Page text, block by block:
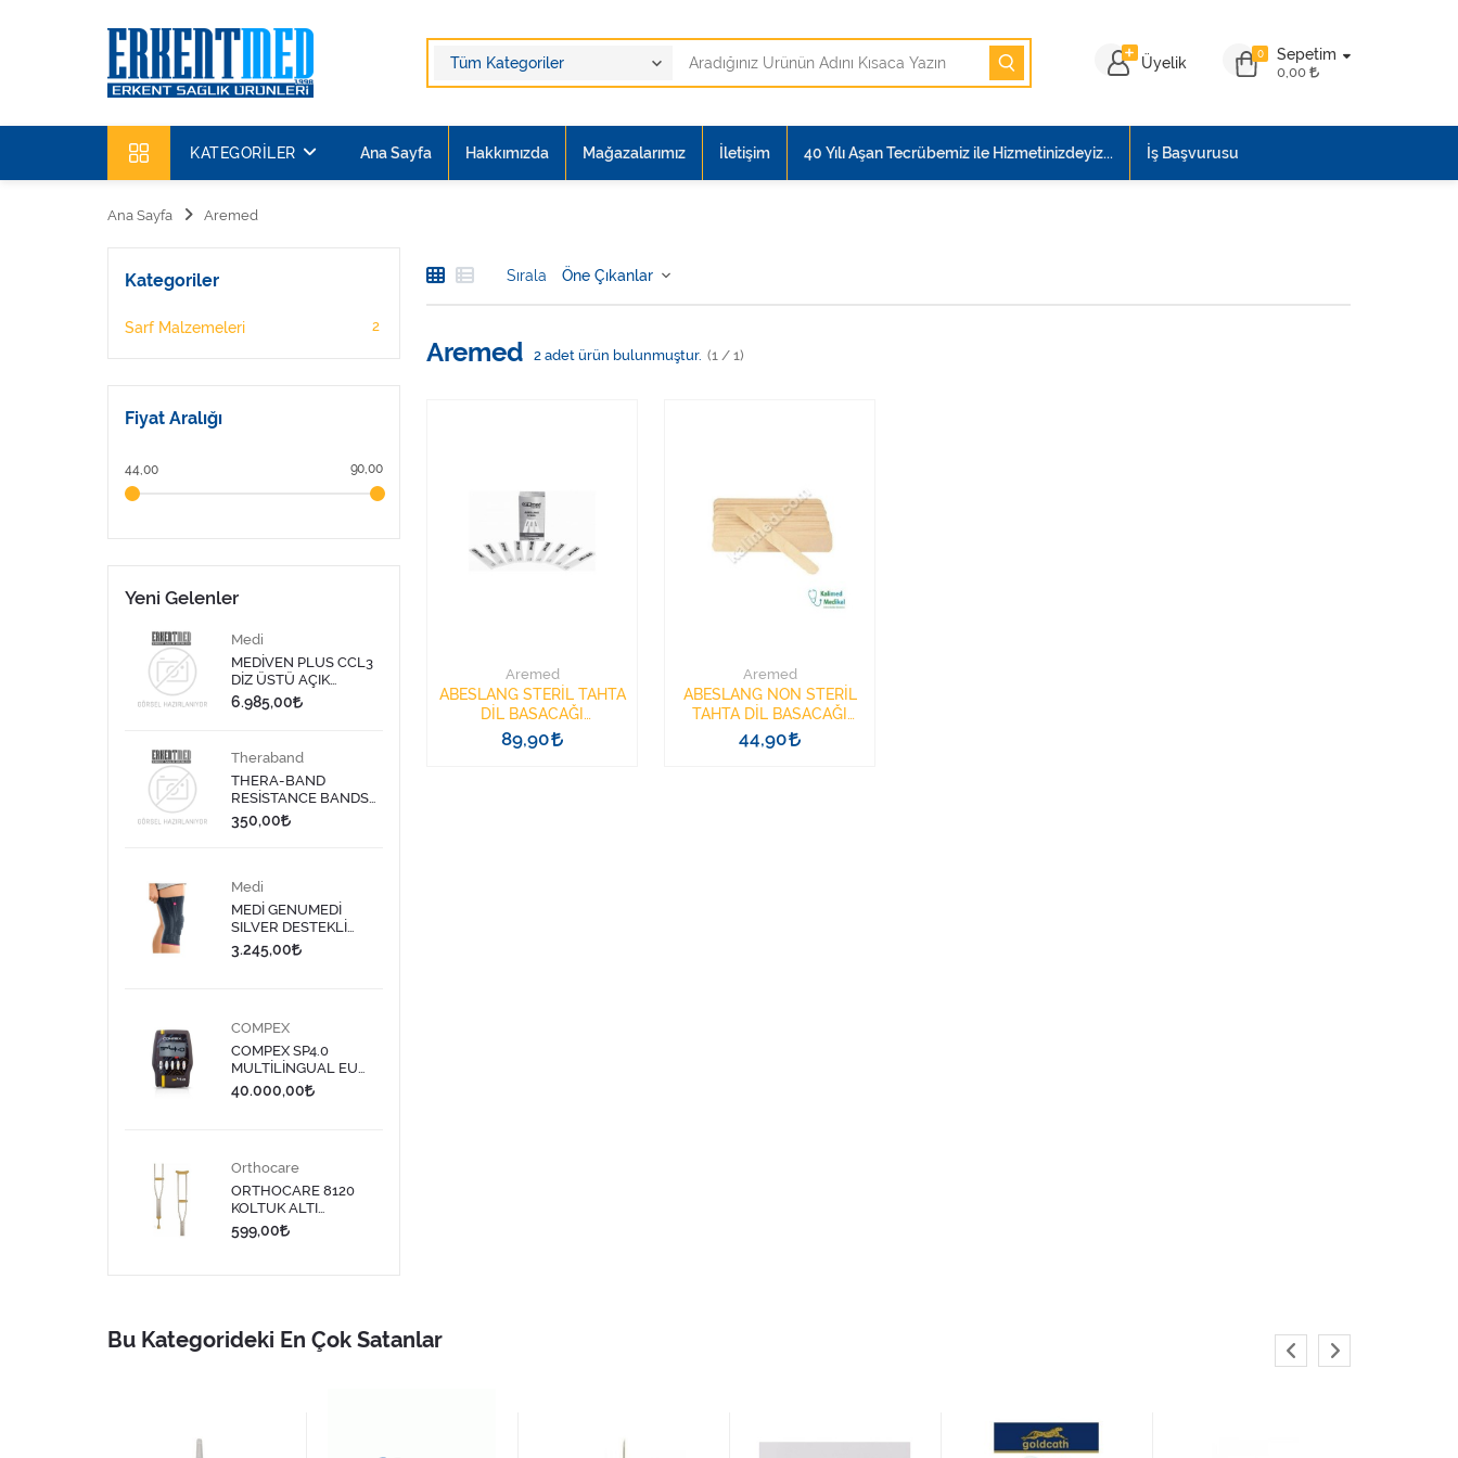
0 Sepetim
0,00
Üyelik
KATEGORILER Ana Sayfa Hakkımızda Mağazalarımız İletişim 40 Yılı Aşan Tecrübemiz ile Hizmetinizdeyiz... İş Başvurusu
Ana Sayfa Aremed
Sırala
Aremed 2 adet ürün bulunmuştur. (1 / 1)
Aremed
ABESLANG STERİL TAHTA
DİL BASACAĞI
100ADET=1KUTU AREMED
HİES
89,90
Aremed
ABESLANG NON STERİL
TAHTA DİL BASACAĞI
100ADET=1KUTU AREMED
44,90
Kategoriler
Sarf Malzemeleri 2
Fiyat Aralığı
44,00 90,00
Yeni Gelenler
Medi
MEDİVEN PLUS CCL3
DİZ ÜSTÜ AÇIK
BURUN BEJ - V
6.985,00
Theraband
THERA-BAND
RESİSTANCE BANDS
DISPENSER/DİRENÇ
BANDI LATEKS 1,5
350,00
Medi
MEDİ GENUMEDİ
SILVER DESTEKLİ
DİZLİK 613 - 9
3.245,00
COMPEX
COMPEX SP4.0
MULTİLİNGUAL EU
PLUG TENS CİHAZI
40.000,00
Orthocare
ORTHOCARE 8120
KOLTUK ALTI
DEĞNEĞİ MEDİUM 1
ADET
599,00
Bu Kategorideki En Çok Satanlar